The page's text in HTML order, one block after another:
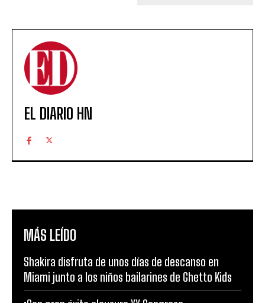
EL DIARIO HN
MÁS LEÍDO
Shakira disfruta de unos días de descanso en
Miami junto a los niños bailarines de Ghetto Kids